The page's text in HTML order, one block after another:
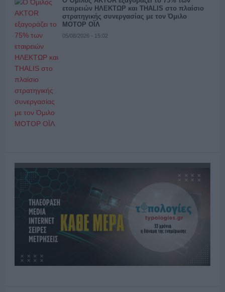
εταιρειών ΗΛΕΚΤΩΡ και THALIS στο πλαίσιο
στρατηγικής συνεργασίας με τον Όμιλο
ΜΟΤΟΡ ΟΪΛ
05/08/2026 - 15:02